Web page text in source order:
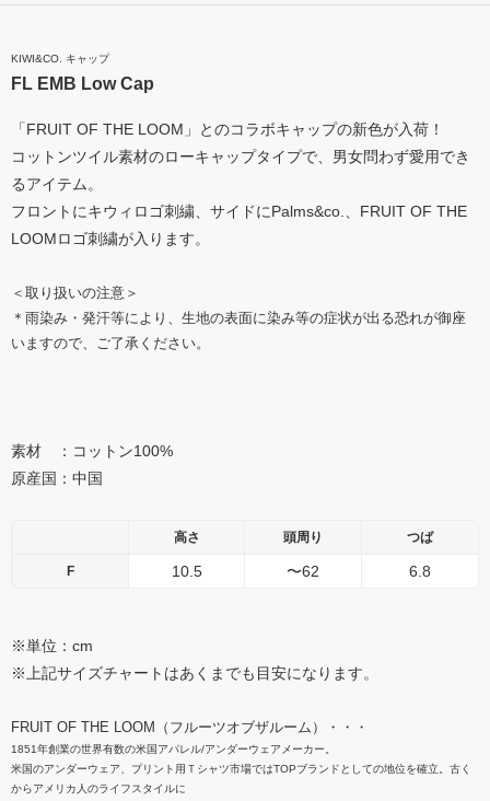
KIWI&CO. キャップ
FL EMB Low Cap
「FRUIT OF THE LOOM」とのコラボキャップの新色が入荷！
コットンツイル素材のローキャップタイプで、男女問わず愛用でき
るアイテム。
フロントにキウィロゴ刺繍、サイドにPalms&co.、FRUIT OF THE
LOOMロゴ刺繍が入ります。
＜取り扱いの注意＞
＊雨染み・発汗等により、生地の表面に染み等の症状が出る恐れが御座
いますので、ご了承ください。
素材 ：コットン100%
原産国：中国
高さ 頭周り つば
F 10.5 〜62 6.8
※単位：cm
※上記サイズチャートはあくまでも目安になります。
FRUIT OF THE LOOM（フルーツオブザルーム）・・・
1851年創業の世界有数の米国アパレル/アンダーウェアメーカー。
米国のアンダーウェア、プリント用Ｔシャツ市場ではTOPブランドとしての地位を確立。古く
からアメリカ人のライフスタイルに